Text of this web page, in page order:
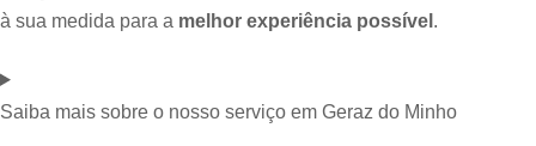
à sua medida para a melhor experiência possível .
Saiba mais sobre o nosso serviço em Geraz do Minho